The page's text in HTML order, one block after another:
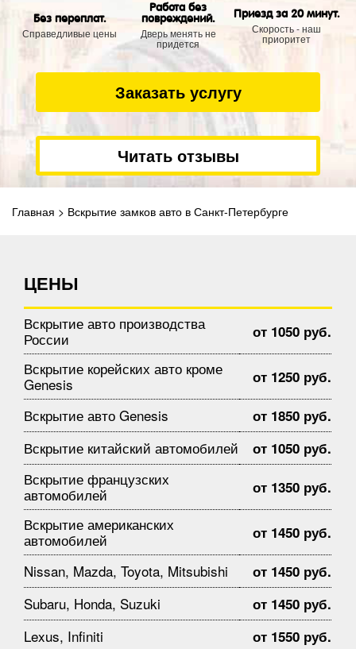
Без переплат.
Справедливые цены
Работа без
повреждений.
Дверь менять не
придется
Приезд за 20 минут.
Скорость - наш
приоритет
Заказать услугу
Читать отзывы
Главная > Вскрытие замков авто в Санкт-Петербурге
ЦЕНЫ
Вскрытие авто производства
России
от 1050 руб.
Вскрытие корейских авто кроме
Genesis
от 1250 руб.
Вскрытие авто Genesis от 1850 руб.
Вскрытие китайский автомобилей от 1050 руб.
Вскрытие французских
автомобилей
от 1350 руб.
Вскрытие американских
автомобилей
от 1450 руб.
Nissan, Mazda, Toyota, Mitsubishi от 1450 руб.
Subaru, Honda, Suzuki от 1450 руб.
Lexus, Infiniti от 1550 руб.